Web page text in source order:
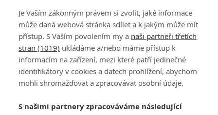
Je Vaším zákonným právem si zvolit, jaké informace
může daná webová stránka sdílet a k jakým může mít
přístup. S Vaším povolením my a naši partneři třetích
stran (1019) ukládáme a/nebo máme přístup k
informacím na zařízení, mezi které patří jedinečné
identifikátory v cookies a datech prohlížení, abychom
mohli shromažďovat a zpracovávat osobní údaje.
S našimi partnery zpracováváme následující